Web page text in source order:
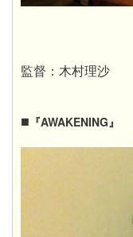
監督：木村理沙
■ 『AWAKENING』